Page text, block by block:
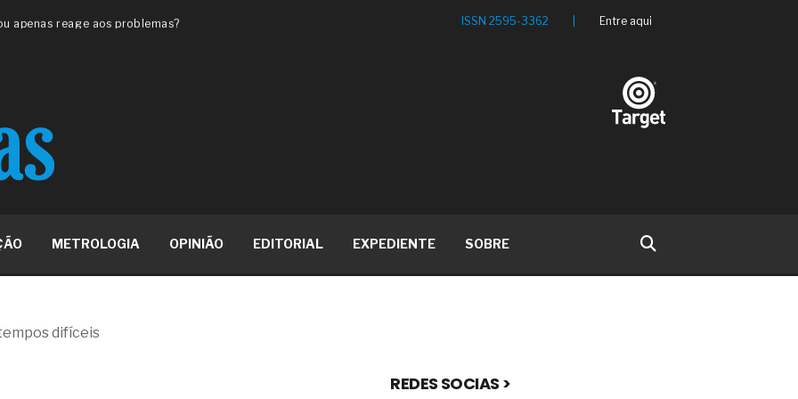
apenas reage aos problemas?
má-fé para tentar criar uma
ISO
metabólica
ânus
de ovário
da fadiga crônica
como estratégia
ISSN 2595-3362 Entre aqui
METROLOGIA OPINIÃO EDITORIAL EXPEDIENTE SOBRE
difíceis
REDES SOCIAS >